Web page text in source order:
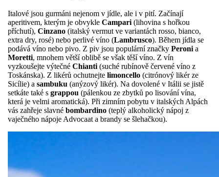
Italové jsou gurmáni nejenom v jídle, ale i v pití. Začínají
aperitivem, kterým je obvykle Campari (lihovina s hořkou
příchutí), Cinzano (italský vermut ve variantách rosso, bianco,
extra dry, rosé) nebo perlivé víno (Lambrusco). Během jídla se
podává víno nebo pivo. Z piv jsou populární značky Peroni a
Moretti, mnohem větší oblibě se však těší víno. Z vín
vyzkoušejte výtečné Chianti (suché rubínově červené víno z
Toskánska). Z likérů ochutnejte limoncello (citrónový likér ze
Sicílie) a sambuku (anýzový likér). Na dovolené v Itálii se jistě
setkáte také s grappou (pálenkou ze zbytků po lisování vína,
která je velmi aromatická). Při zimním pobytu v italských Alpách
vás zahřeje slavné bombardino (teplý alkoholický nápoj z
vaječného nápoje Advocaat a brandy se šlehačkou).